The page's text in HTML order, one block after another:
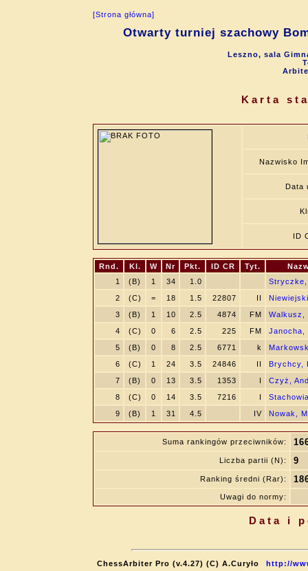
[Strona główna]
Otwarty turniej szachowy
Leszno, sala
Karta
Nazwisko
Data
ID
Rnd. Kl. W Nr Pkt. ID CR Tyt.
1
(B) 1 34 1.0
2
(C) = 18 1.5 22807 II
3
(B) 1 10 2.5 4874 FM
Walkusz,
4
(C) 0 6 2.5 225 FM
Janocha,
5
(B) 0 8 2.5 6771 k
6
(C) 1 24 3.5 24846 II
Brychcy,
7
(B) 0 13 3.5 1353 I
Czyż,
8
(C) 0 14 3.5 7216 I
9
(B) 1 31 4.5 IV Nowak,
Suma rankingów przeciwników:
Liczba partii (N): 9
Ranking średni (Rar):
Uwagi do normy:
Data i
ChessArbiter Pro (v.4.27) (C) A.Curyło
http://